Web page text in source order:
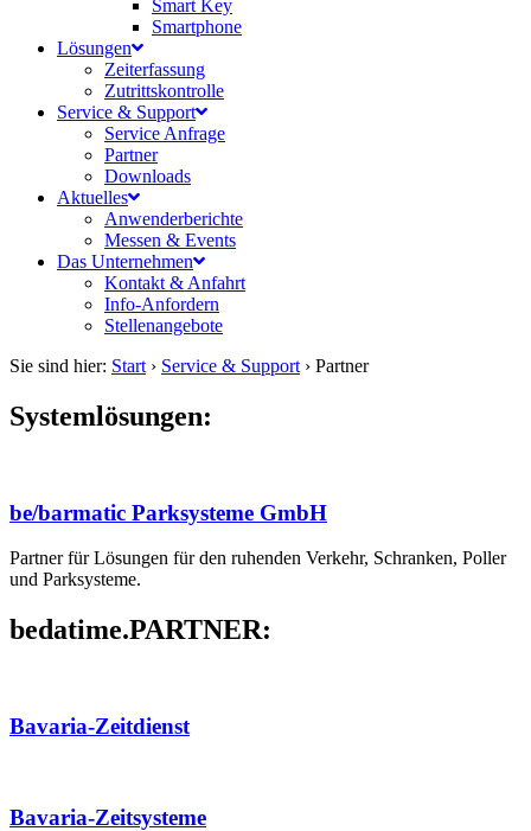
Smart Key
Smartphone
Lösungen
Zeiterfassung
Zutrittskontrolle
Service & Support
Service Anfrage
Partner
Downloads
Aktuelles
Anwenderberichte
Messen & Events
Das Unternehmen
Kontakt & Anfahrt
Info-Anfordern
Stellenangebote
Sie sind hier: Start › Service & Support › Partner
Systemlösungen:
be/barmatic Parksysteme GmbH
Partner für Lösungen für den ruhenden Verkehr, Schranken, Poller
und Parksysteme.
bedatime.PARTNER:
Bavaria-Zeitdienst
Bavaria-Zeitsysteme